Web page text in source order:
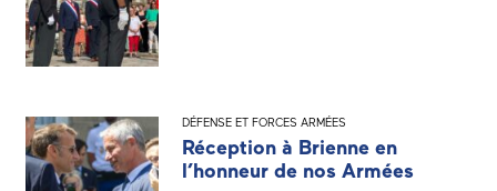
DÉFENSE ET FORCES ARMÉES
Réception à Brienne en
l’honneur de nos Armées